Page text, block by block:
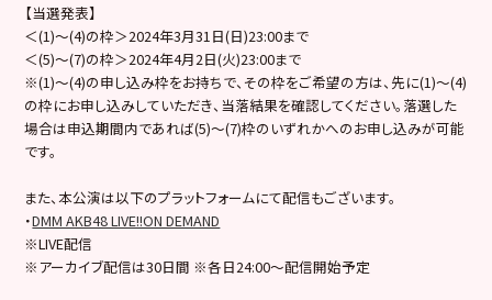
【当選発表】
＜(1)～(4)の枠＞2024年3月31日(日)23:00まで
＜(5)～(7)の枠＞2024年4月2日(火)23:00まで
※(1)～(4)の申し込み枠をお持ちで、その枠をご希望の方は、先に(1)～(4)
の枠にお申し込みしていただき、当落結果を確認してください。落選した
場合は申込期間内であれば(5)～(7)枠のいずれかへのお申し込みが可能
です。
また、本公演は以下のプラットフォームにて配信もございます。
・DMM AKB48 LIVE!!ON DEMAND
※LIVE配信
※アーカイブ配信は30日間 ※各日24:00～配信開始予定